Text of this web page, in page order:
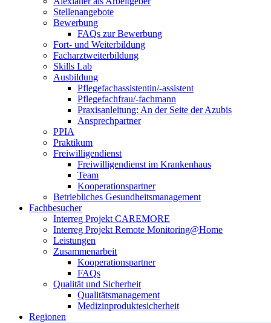
Stellenangebote
Bewerbung
FAQs zur Bewerbung
Fort- und Weiterbildung
Facharztweiterbildung
Skills Lab
Ausbildung
Pflegefachassistentin/-assistent
Pflegefachfrau/-fachmann
Praxisanleitung: An der Seite der Azubis
Ansprechpartner
PPIA
Praktikum
Freiwilligendienst
Freiwilligendienst im Krankenhaus
Team
Kooperationspartner
Betriebliches Gesundheitsmanagement
Fachbesucher
Interreg Projekt CAREMORE
Interreg Projekt Remote Monitoring@Home
Leistungen
Zusammenarbeit
Kooperationspartner
FAQs
Qualität und Sicherheit
Qualitätsmanagement
Medizinproduktesicherheit
Regionen